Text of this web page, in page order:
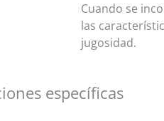
Cuando se
las
jugosidad.
específicas